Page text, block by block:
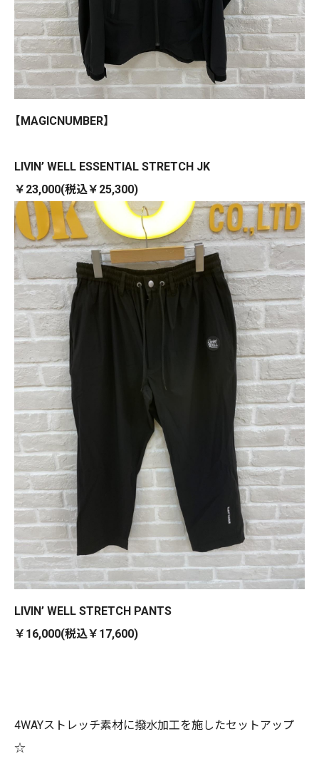
【MAGICNUMBER】
LIVIN’ WELL ESSENTIAL STRETCH JK
￥23,000(税込￥25,300)
LIVIN’ WELL STRETCH PANTS
￥16,000(税込￥17,600)
4WAYストレッチ素材に撥水加工を施したセットアップ
☆